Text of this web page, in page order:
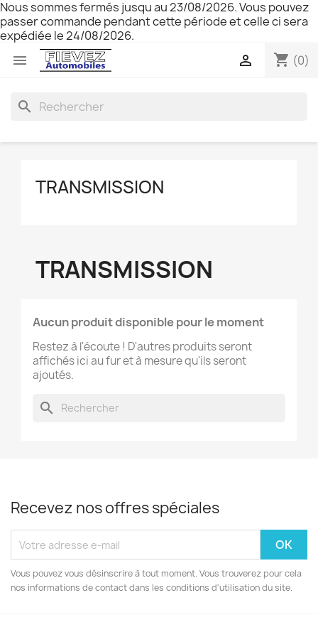
Nous sommes fermés jusqu au 23/08/2026. Vous pouvez
passer commande pendant cette période et celle ci sera
expédiée le 24/08/2026.
 shopping_cart (0)

search
TRANSMISSION
TRANSMISSION
Aucun produit disponible pour le moment
Restez à l'écoute ! D'autres produits seront
affichés ici au fur et à mesure qu'ils seront
ajoutés.
search
Recevez nos offres spéciales
Vous pouvez vous désinscrire à tout moment. Vous trouverez pour cela
nos informations de contact dans les conditions d'utilisation du site.